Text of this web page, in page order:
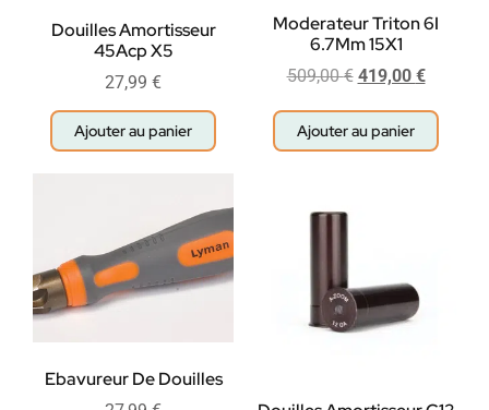
Douilles Amortisseur
45Acp X5
27,99 €
Ajouter au panier
Moderateur Triton 6I
6.7Mm 15X1
509,00€ 419,00 €
Ajouter au panier
Ebavureur De Douilles